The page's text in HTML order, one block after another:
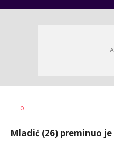
AUTOR
0
Mladić (26) preminuo